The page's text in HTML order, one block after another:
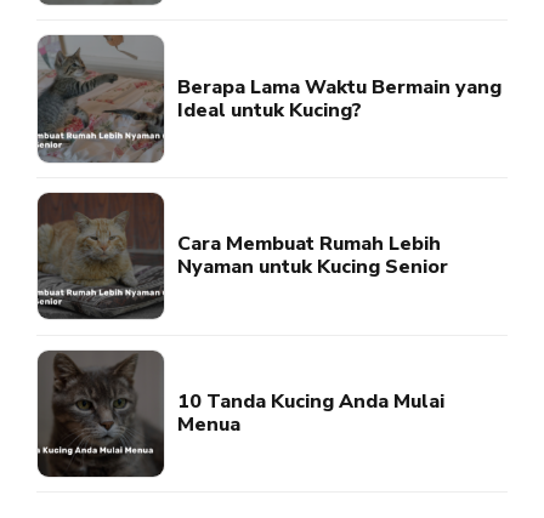
Berapa Lama Waktu Bermain yang
Ideal untuk Kucing?
Cara Membuat Rumah Lebih
Nyaman untuk Kucing Senior
10 Tanda Kucing Anda Mulai
Menua